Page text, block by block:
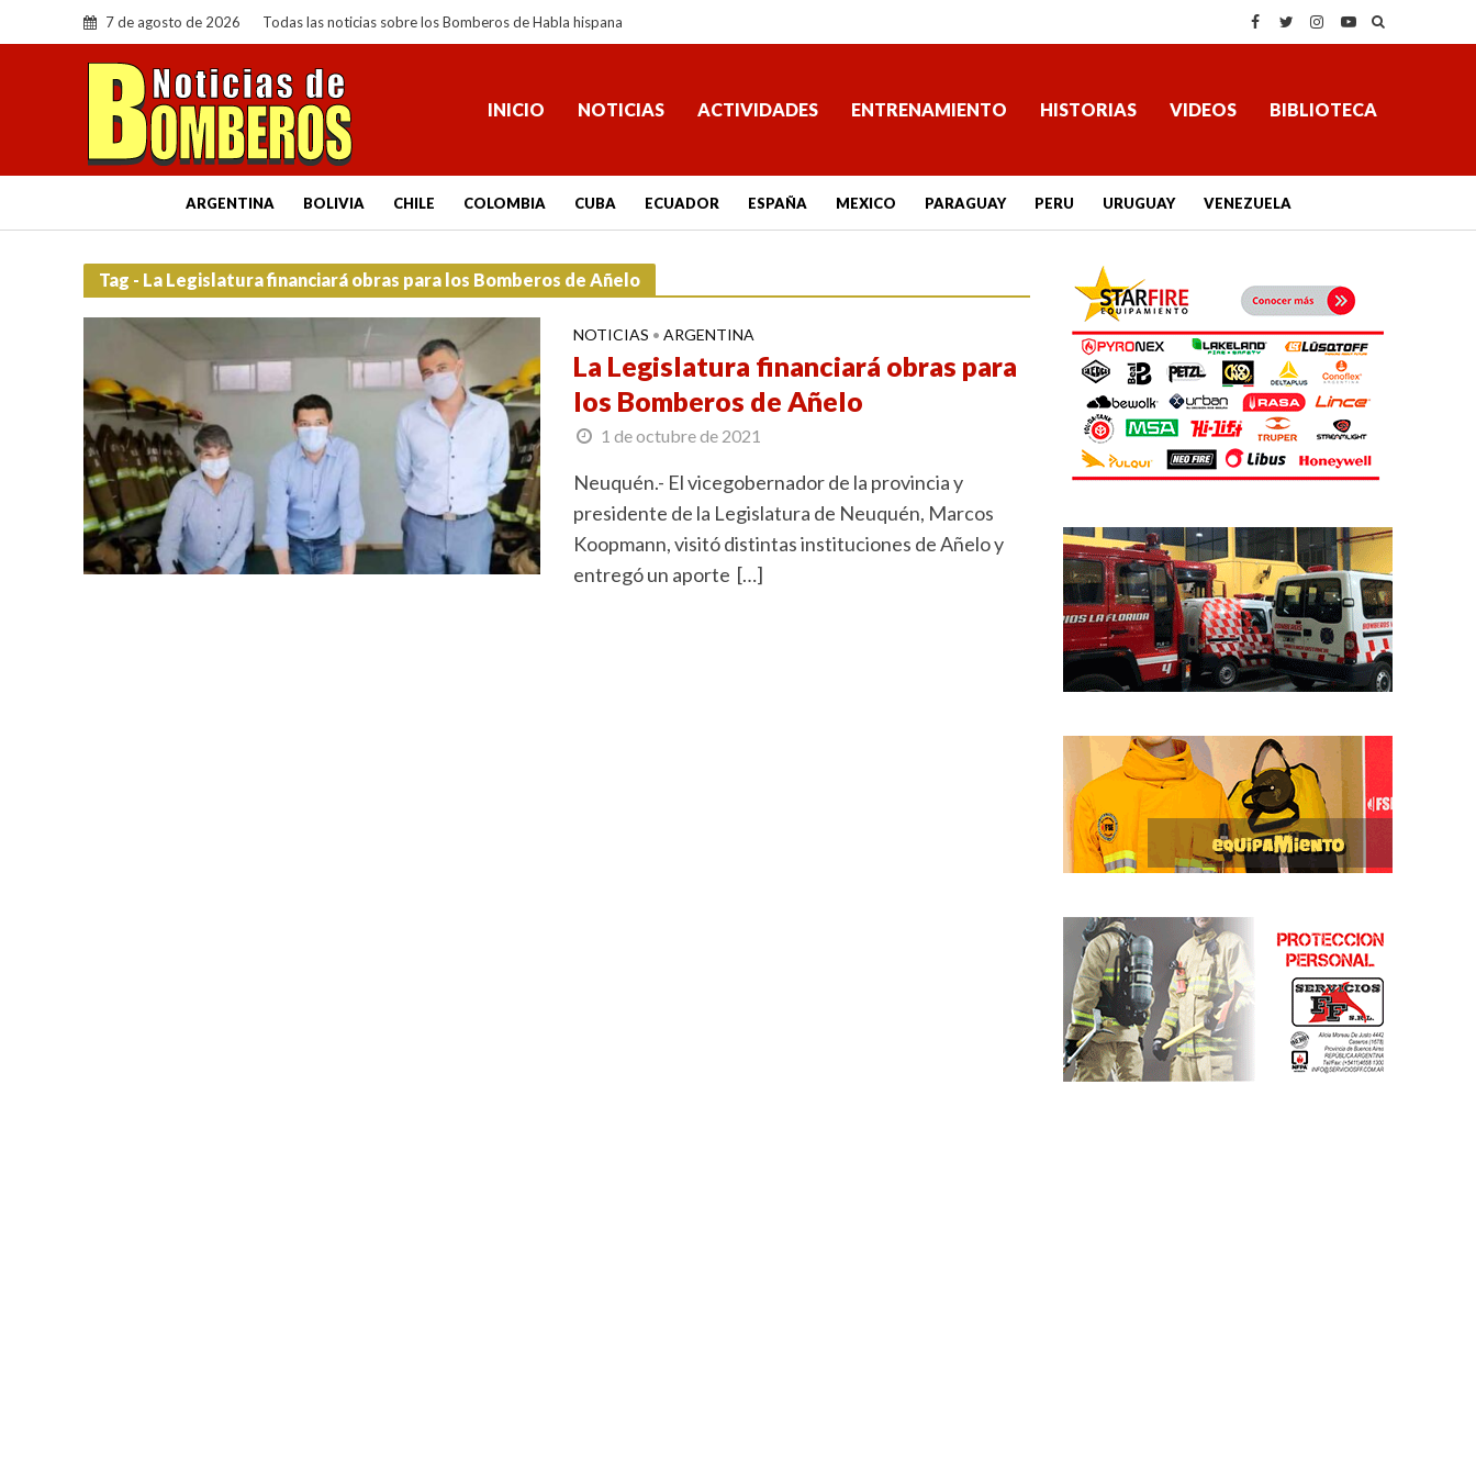
7 de agosto de 2026 Todas las noticias sobre los Bomberos de Habla hispana
INICIO NOTICIAS ACTIVIDADES ENTRENAMIENTO HISTORIAS VIDEOS BIBLIOTECA
ARGENTINA BOLIVIA CHILE COLOMBIA CUBA ECUADOR ESPAÑA MEXICO PARAGUAY PERU URUGUAY VENEZUELA
Tag - La Legislatura financiará obras para los Bomberos de Añelo
NOTICIAS • ARGENTINA
La Legislatura financiará obras para
los Bomberos de Añelo
1 de octubre de 2021
Neuquén.- El vicegobernador de la provincia y
presidente de la Legislatura de Neuquén, Marcos
Koopmann, visitó distintas instituciones de Añelo y
entregó un aporte […]